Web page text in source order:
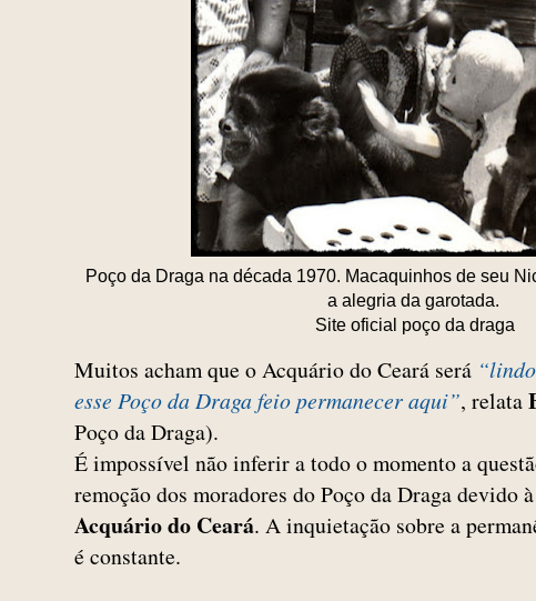
Poço da Draga na década 1970. Macaquinhos de seu
a alegria da garotada.
Site oficial poço da draga
Muitos acham que o Acquário do Ceará será
esse Poço da Draga feio permanecer aqui”, relata
Poço da Draga).
É impossível não inferir a todo o momento a
remoção dos moradores do Poço da Draga devido
Acquário do Ceará. A inquietação sobre a
é constante.